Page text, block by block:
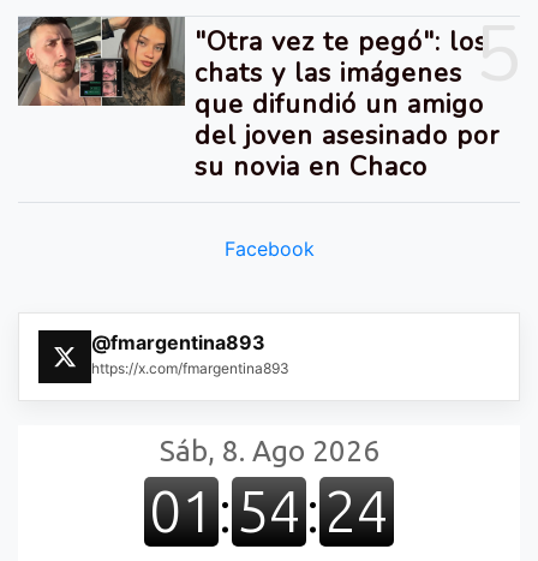
5
"Otra vez te pegó": los
chats y las imágenes
que difundió un amigo
del joven asesinado por
su novia en Chaco
Facebook
@fmargentina893
https://x.com/fmargentina893